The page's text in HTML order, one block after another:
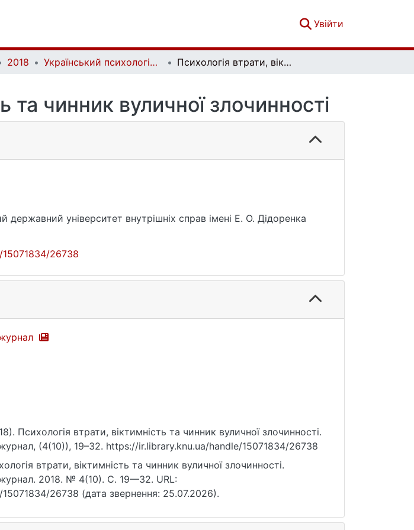
Увійти
2018 Український психологічний журнал. № 4 (10) Психологія втрати, віктимність та чинник вуличної злочинності
та чинник вуличної злочинності
державний університет внутрішніх справ імені Е. О. Дідоренка
26738
Психологія втрати, віктимність та чинник вуличної злочинності.
(4(10)), 19–32. https://ir.library.knu.ua/handle/15071834/26738
втрати, віктимність та чинник вуличної злочинності.
журнал. 2018. № 4(10). С. 19—32. URL:
26738 (дата звернення: 25.07.2026).